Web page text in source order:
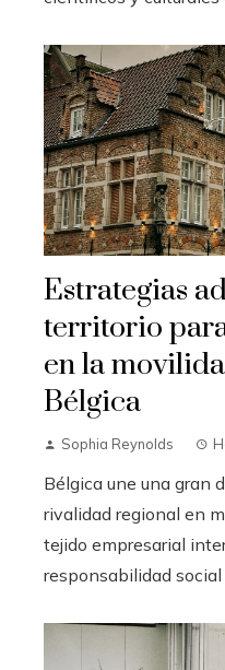
Estrategias
territorio
en la
Bélgica
Sophia Reynolds
Bélgica une una gran
rivalidad regional en
tejido empresarial
responsabilidad social